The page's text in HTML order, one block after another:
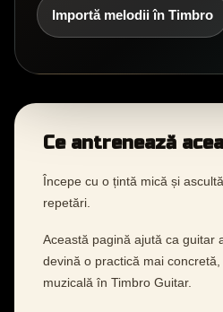
Importă melodii în Timbro
Ce antrenează
Începe cu o țintă mică și
repetări.
Această pagină ajută ca guitar
devină o practică mai
muzicală în Timbro Guitar.